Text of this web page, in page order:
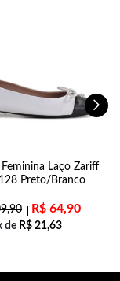
Laço Zariff
Preto/Branco
R$ 64,90
de R$ 21,63